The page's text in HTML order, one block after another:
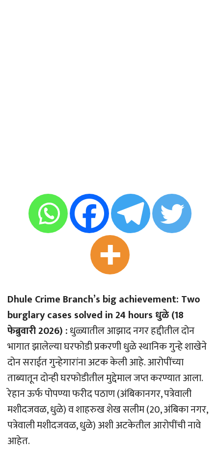
Dhule Crime Branch’s big achievement: Two
burglary cases solved in 24 hours धुळे (18
फेब्रुवारी 2026) :धुळ्यातील आझाद नगर हद्दीतील दोन
भागात झालेल्या घरफोडी प्रकरणी धुळे स्थानिक गुन्हे शाखेने
दोन सराईत गुन्हेगारांना अटक केली आहे. आरोपींच्या
ताब्यातून दोन्ही घरफोडीतील मुद्देमाल जप्त करण्यात आला.
रेहान ऊर्फ पोपण्या फरीद पठाण (अंबिकानगर, पत्रेवाली
मशीदजवळ, धुळे) व शाहरुख शेख सलीम (20, अंबिका नगर,
पत्रेवाली मशीदजवळ, धुळे) अशी अटकेतील आरोपींची नावे
आहेत.